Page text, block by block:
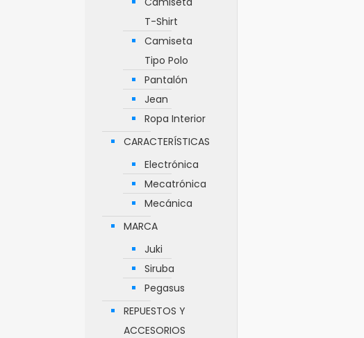
T-Shirt
Camiseta
Tipo Polo
Pantalón
Jean
Ropa Interior
CARACTERÍSTICAS
Electrónica
Mecatrónica
Mecánica
MARCA
Juki
Siruba
Pegasus
REPUESTOS Y
ACCESORIOS